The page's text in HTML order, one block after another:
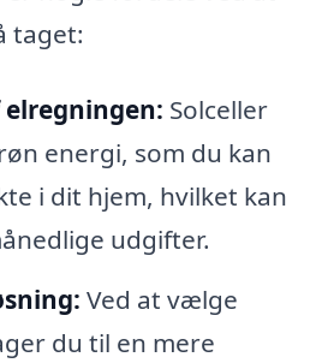
taget:
Solceller
energi, som du kan
i dit hjem, hvilket kan
udgifter.
Ved at vælge
du til en mere